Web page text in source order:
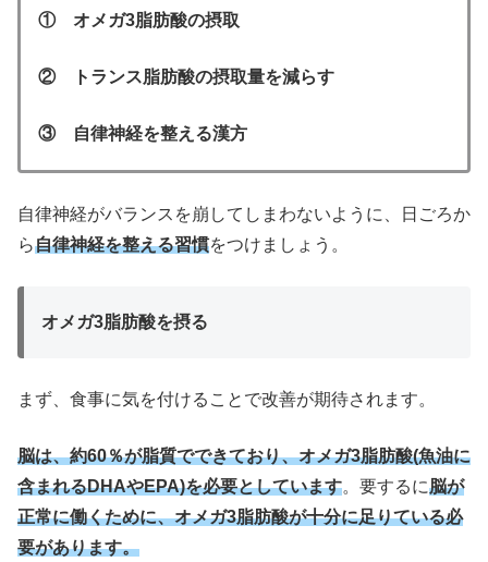
① オメガ3脂肪酸の摂取
② トランス脂肪酸の摂取量を減らす
③ 自律神経を整える漢方
自律神経がバランスを崩してしまわないように、日ごろか
ら自律神経を整える習慣をつけましょう。
オメガ3脂肪酸を摂る
まず、食事に気を付けることで改善が期待されます。
脳は、約60％が脂質でできており、オメガ3脂肪酸(魚油に
含まれるDHAやEPA)を必要としています。要するに脳が
正常に働くために、オメガ3脂肪酸が十分に足りている必
要があります。